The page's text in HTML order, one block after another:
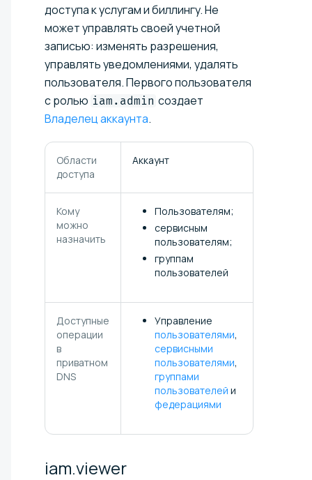
доступа к услугам и биллингу. Не
может управлять своей учетной
записью: изменять разрешения,
управлять уведомлениями, удалять
пользователя. Первого пользователя
с ролью iam.admin создает
Владелец аккаунта.
Области
доступа
Аккаунт
Кому
можно
назначить
Пользователям;
сервисным
пользователям;
группам
пользователей
Доступные
операции
в
приватном
DNS
Управление
пользователями,
сервисными
пользователями,
группами
пользователей и
федерациями
iam.viewer